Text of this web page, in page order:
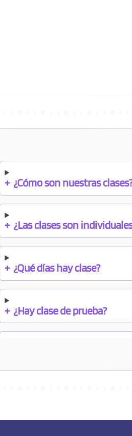
+ ¿Cómo son nuestras
+ ¿Las clases son
+ ¿Qué días hay clase?
+ ¿Hay clase de prueba?